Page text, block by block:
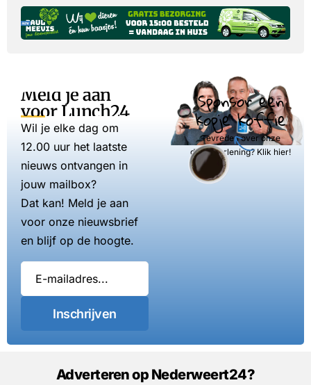
Meld je aan
voor Lunch24
Wil je elke dag om
12.00 uur het laatste
nieuws ontvangen in
jouw mailbox?
Dat kan! Meld je aan
voor onze nieuwsbrief
en blijf op de hoogte.
Inschrijven
Sponsor een
kopje koffie
Tevreden over onze
dienstverlening? Klik hier!
Adverteren op Nederweert24?